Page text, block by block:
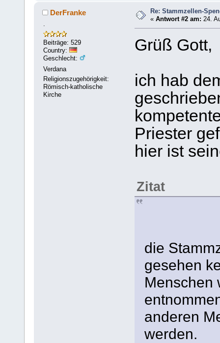
DerFranke
Beiträge: 529
Country:
Geschlecht:
Verdana
Religionszugehörigkeit:
Römisch-katholische
Kirche
Re: Stammzellen-
«Antwort #2 am: 24.
Grüß Gott,
ich hab
Priester
hier ist
Zitat
die
gesehen
Menschen
anderen
werden.